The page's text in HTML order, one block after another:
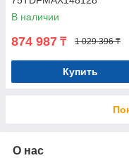
В наличии
874 987 ₸ 1 029 396 ₸
Купить
О нас